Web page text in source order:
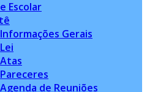
Escolar
Informações Gerais
Lei
Atas
Pareceres
Agenda de Reuniões